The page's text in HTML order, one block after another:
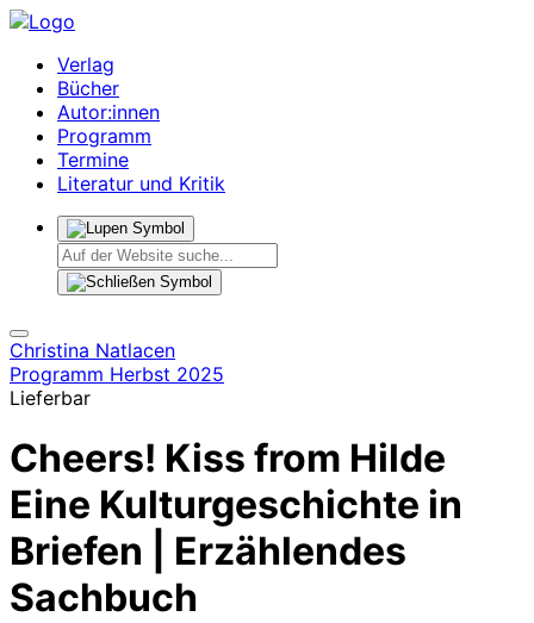
Verlag
Bücher
Autor:innen
Programm
Termine
Literatur und Kritik
Christina Natlacen
Programm Herbst 2025
Lieferbar
Cheers! Kiss from Hilde
Eine Kulturgeschichte in
Briefen | Erzählendes
Sachbuch